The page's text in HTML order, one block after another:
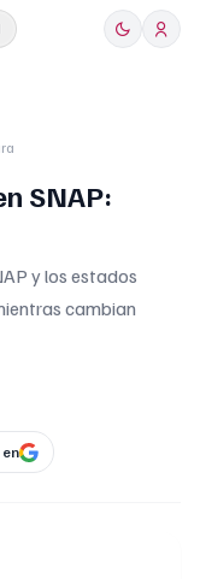
SNAP:
y los estados
cambian
en